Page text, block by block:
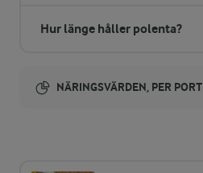
Hur länge håller polenta?
NÄRINGSVÄRDEN, PER PORT